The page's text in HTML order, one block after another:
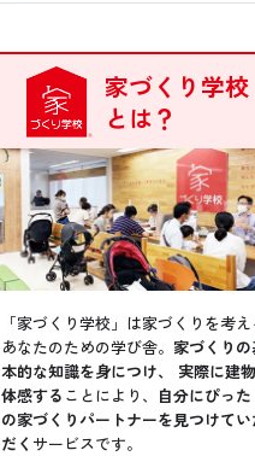
家づくり学校
とは？
「家づくり学校」は家づくりを考え
あなたのための学び舎。 家づくり
本的な知識を身につけ、 実際に建
体感する ことにより、
自分にぴった
の家づくりパートナーを見つけてい
だく サービスです。